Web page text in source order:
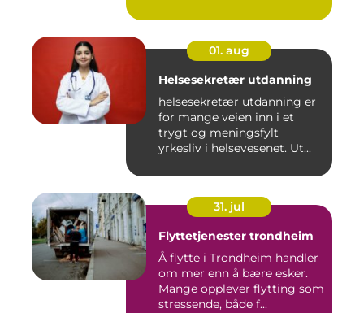
01. aug
Helsesekretær utdanning
helsesekretær utdanning er
for mange veien inn i et
trygt og meningsfylt
yrkesliv i helsevesenet. Ut...
31. jul
Flyttetjenester trondheim
Å flytte i Trondheim handler
om mer enn å bære esker.
Mange opplever flytting som
stressende, både f...